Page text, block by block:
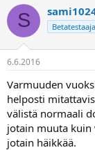
S Betatestaaja
6.6.2016
Varmuuden
helposti
välistä normaali
jotain muuta kuin
jotain häikkää.